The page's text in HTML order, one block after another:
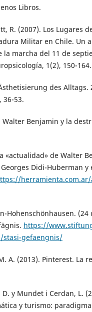
Libros.
R. (2007). Los Lugares
Militar en Chile. Un
la marcha del 11 de
1(2), 150-164.
des
36-53.
Walter Benjamin y la
«actualidad» de Walter
Didi-Huberman y
Hohenschönhausen. (24
https://
stasi-gefaengnis/
A. (2013). Pinterest. La
D. y Mundet i Cerdan, L.
y turismo: